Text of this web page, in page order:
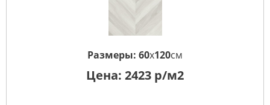
Размеры: 60x120см
Цена: 2423 р/м2